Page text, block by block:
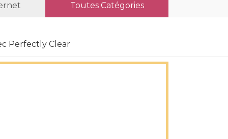
Toutes Catégories
Perfectly Clear